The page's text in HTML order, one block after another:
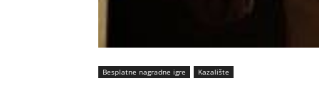
Besplatne nagradne igre Kazalište